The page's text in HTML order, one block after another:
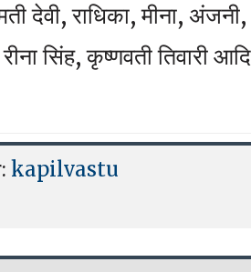
देवी, राधिका, मीना,
सिंह, कृष्णवती तिवारी
kapilvastu